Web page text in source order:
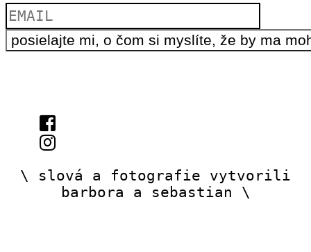
\ slová a fotografie vytvorili
barbora a sebastian \